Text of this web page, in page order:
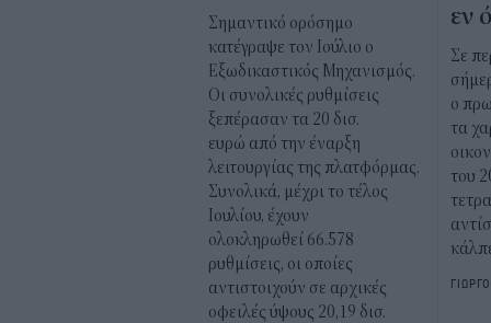
Σημαντικό ορόσημο
κατέγραψε τον Ιούλιο ο
Εξωδικαστικός Μηχανισμός.
Οι συνολικές ρυθμίσεις
ξεπέρασαν τα 20 δισ.
ευρώ από την έναρξη
λειτουργίας της πλατφόρμας.
Συνολικά, μέχρι το τέλος
Ιουλίου, έχουν
ολοκληρωθεί 66.578
ρυθμίσεις, οι οποίες
αντιστοιχούν σε αρχικές
οφειλές ύψους 20,19 δισ.
εν
Σε
ο
τα
του